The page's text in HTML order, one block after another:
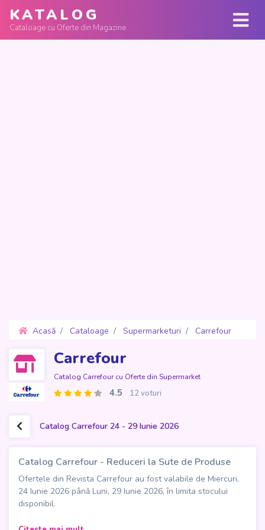
KATALOG
Cataloage cu Oferte din Magazine
Acasă Cataloage Supermarketuri
Carrefour
Carrefour
Catalog Carrefour cu Oferte din Supermarket
4.5 12 voturi
Catalog Carrefour 24 - 29 Iunie 2026
Catalog Carrefour - Reduceri la Sute de Produse
Ofertele din Revista Carrefour au fost valabile de Miercuri,
24 Iunie 2026 până Luni, 29 Iunie 2026, în limita stocului
disponibil.
Catalogul Carrefour - Reduceri la Sute de Produse aduce în